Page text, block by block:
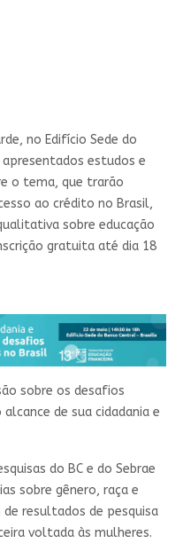
no Edifício Sede do
estudos e
o tema, que trarão
ao crédito no Brasil,
sobre educação
gratuita até dia 18
sobre os desafios
de sua cidadania e
do BC e do Sebrae
sobre gênero, raça e
resultados de pesquisa
voltada às mulheres.